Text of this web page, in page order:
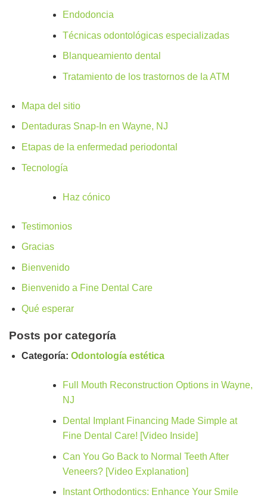
Endodoncia
Técnicas odontológicas especializadas
Blanqueamiento dental
Tratamiento de los trastornos de la ATM
Mapa del sitio
Dentaduras Snap-In en Wayne, NJ
Etapas de la enfermedad periodontal
Tecnología
Haz cónico
Testimonios
Gracias
Bienvenido
Bienvenido a Fine Dental Care
Qué esperar
Posts por categoría
Categoría: Odontología estética
Full Mouth Reconstruction Options in Wayne,
NJ
Dental Implant Financing Made Simple at
Fine Dental Care! [Video Inside]
Can You Go Back to Normal Teeth After
Veneers? [Video Explanation]
Instant Orthodontics: Enhance Your Smile